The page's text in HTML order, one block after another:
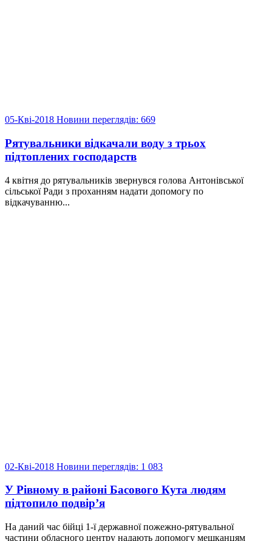
05-Кві-2018 Новини переглядів: 669
Рятувальники відкачали воду з трьох
підтоплених господарств
4 квітня до рятувальників звернувся голова Антонівської
сільської Ради з проханням надати допомогу по
відкачуванню...
02-Кві-2018 Новини переглядів: 1 083
У Рівному в районі Басового Кута людям
підтопило подвір’я
На даний час бійці 1-ї державної пожежно-рятувальної
частини обласного центру надають допомогу мешканцям